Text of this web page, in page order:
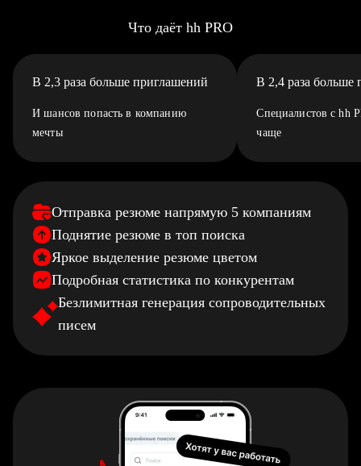
Что даёт hh PRO
В 2,3 раза больше приглашений
И шансов попасть в компанию
мечты
В 2,4 раза больше
Специалистов с hh
чаще
Отправка резюме напрямую 5 компаниям
Поднятие резюме в топ поиска
Яркое выделение резюме цветом
Подробная статистика по конкурентам
Безлимитная генерация сопроводительных
писем